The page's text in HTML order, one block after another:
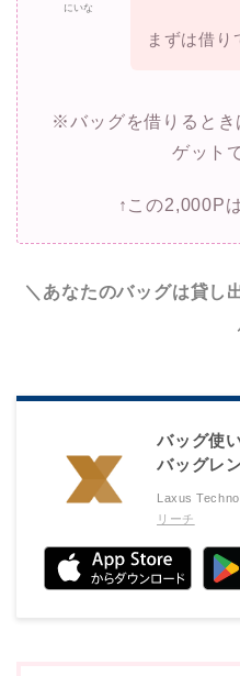
にいな
まずは借り
※バッグを借りるとき
ゲット
↑この2,000P
＼あなたのバッグは貸し
バッグ使
バッグレ
Laxus
リーチ